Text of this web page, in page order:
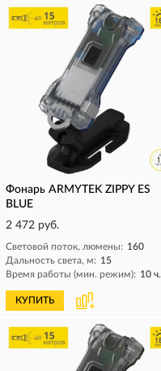
Фонарь ARMYTEK ZIPPY ES
BLUE
2 472 руб.
Световой поток, люмены: 160
Дальность света, м: 15
Время работы (мин. режим): 10 ч.
КУПИТЬ